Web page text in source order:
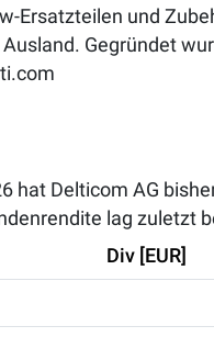
Ersatzteilen und
Gegründet
hat Delticom AG
lag zuletzt
Div [EUR]